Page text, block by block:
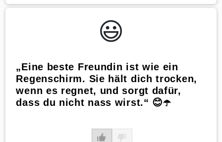
WhatsApp
😃️
„Eine beste Freundin ist wie ein
Regenschirm. Sie hält dich trocken,
wenn es regnet, und sorgt dafür,
dass du nicht nass wirst.“ 😊☂️